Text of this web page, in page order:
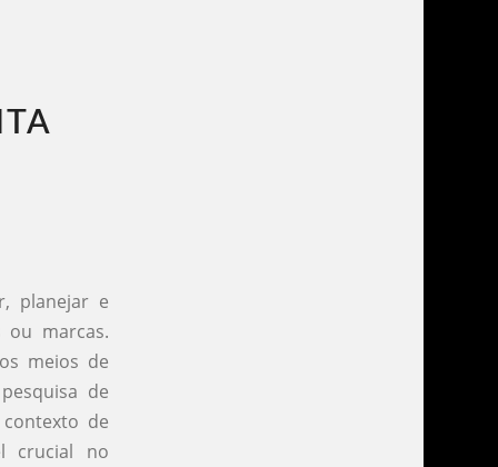
planejar e
ou marcas.
meios de
de
de
crucial no